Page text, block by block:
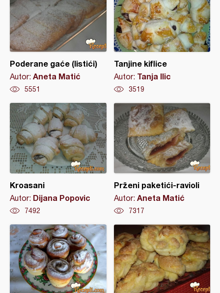
Poderane gaće (listići)
Autor: Aneta Matić
5551
Tanjine kiflice
Autor: Tanja Ilic
3519
Kroasani
Autor: Dijana Popovic
7492
Prženi paketići-ravioli
Autor: Aneta Matić
7317